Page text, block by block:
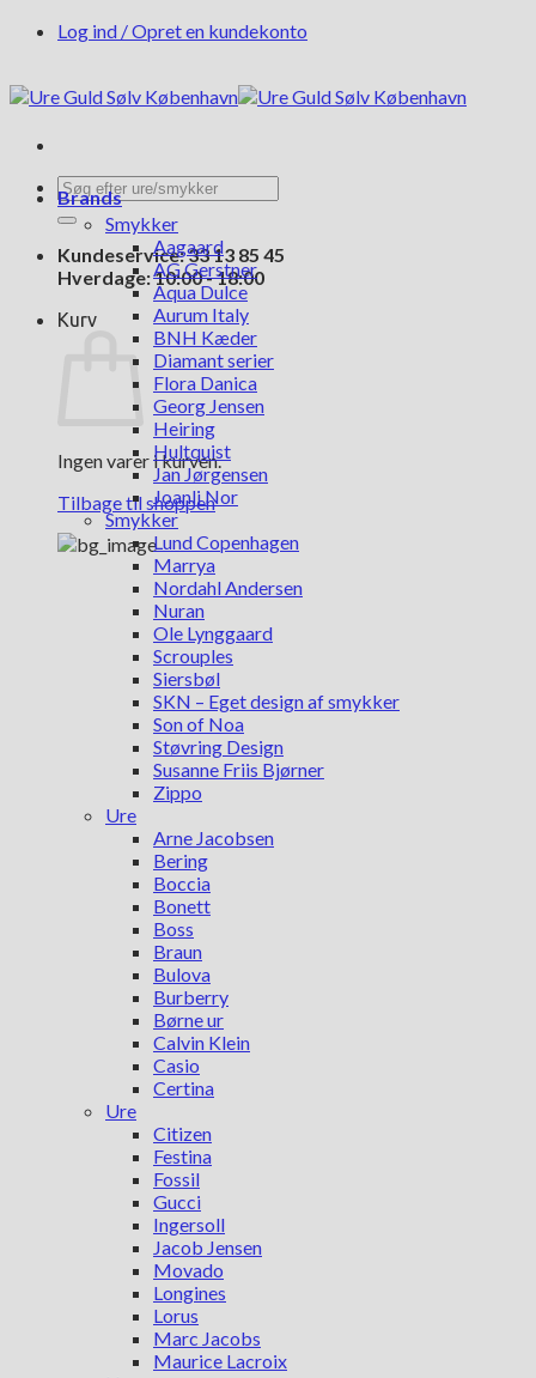
FortsætLog ind / Opret en kundekonto
Søg
efter:
Kundeservice: 33 13 85 45
Hverdage: 10:00 - 18:00
Kurv
Ingen varer i kurven.
Tilbage til shoppen
Brands
Smykker
Aagaard
AG Gerstner
Aqua Dulce
Aurum Italy
BNH Kæder
Diamant serier
Flora Danica
Georg Jensen
Heiring
Hultquist
Jan Jørgensen
Joanli Nor
Smykker
Lund Copenhagen
Marrya
Nordahl Andersen
Nuran
Ole Lynggaard
Scrouples
Siersbøl
SKN – Eget design af smykker
Son of Noa
Støvring Design
Susanne Friis Bjørner
Zippo
Ure
Arne Jacobsen
Bering
Boccia
Bonett
Boss
Braun
Bulova
Burberry
Børne ur
Calvin Klein
Casio
Certina
Ure
Citizen
Festina
Fossil
Gucci
Ingersoll
Jacob Jensen
Movado
Longines
Lorus
Marc Jacobs
Maurice Lacroix